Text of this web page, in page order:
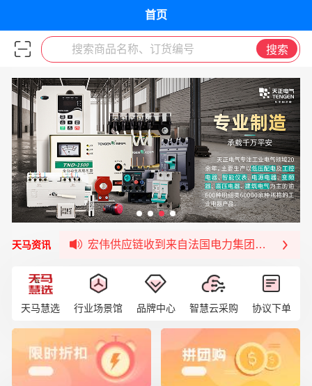
首页
搜索商品名称、订货编号 搜索
天马资讯
宏伟天马与航天电子超市顺利完成对接！
签约喜讯 | 宏伟与中铝集团成功签约！
福清核电—WD-40产品交流会圆满结束
宏伟天马与网易严选达成品牌合作
宏伟供应链与第一师阿拉尔市签署战略框架合
天马慧选 行业场景馆 品牌中心 智慧云采购 协议下单